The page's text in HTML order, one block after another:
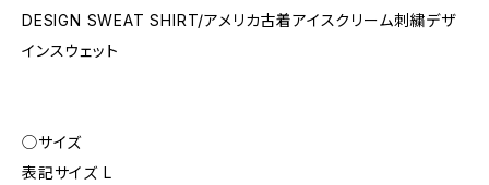
DESIGN SWEAT SHIRT/アメリカ古着アイスクリーム刺繍デザ
インスウェット
◯サイズ
表記サイズ L